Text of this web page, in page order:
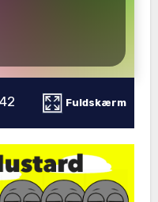
Fuldskærm